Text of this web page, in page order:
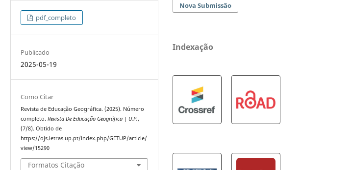
pdf_completo
Publicado
2025-05-19
Como Citar
Revista de Educação Geográfica. (2025). Número
completo.Revista De Educação Geográfica | U.P.,
(7/8). Obtido de
https://ojs.letras.up.pt/index.php/GETUP/article/
view/15290
Formatos Citação
Nova Submissão
Indexação